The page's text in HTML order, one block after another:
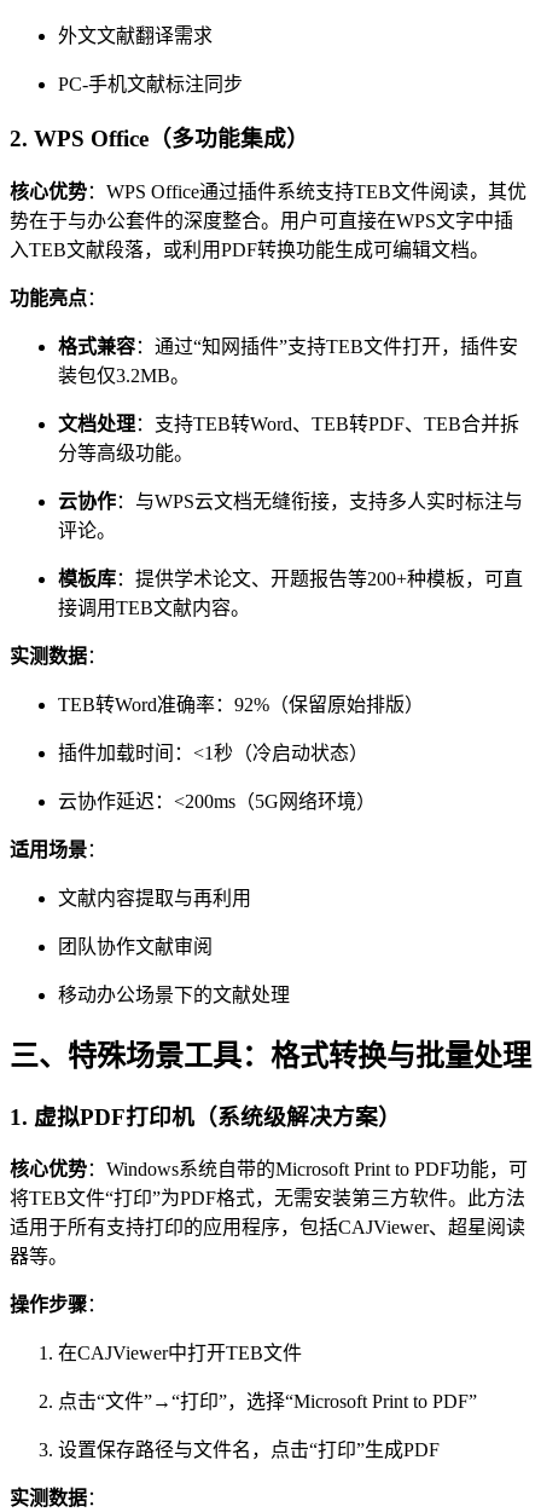
外文文献翻译需求
PC-手机文献标注同步
2. WPS Office（多功能集成）
核心优势：WPS Office通过插件系统支持TEB文件阅读，其优
势在于与办公套件的深度整合。用户可直接在WPS文字中插
入TEB文献段落，或利用PDF转换功能生成可编辑文档。
功能亮点：
格式兼容：通过“知网插件”支持TEB文件打开，插件安
装包仅3.2MB。
文档处理：支持TEB转Word、TEB转PDF、TEB合并拆
分等高级功能。
云协作：与WPS云文档无缝衔接，支持多人实时标注与
评论。
模板库：提供学术论文、开题报告等200+种模板，可直
接调用TEB文献内容。
实测数据：
TEB转Word准确率：92%（保留原始排版）
插件加载时间：<1秒（冷启动状态）
云协作延迟：<200ms（5G网络环境）
适用场景：
文献内容提取与再利用
团队协作文献审阅
移动办公场景下的文献处理
三、特殊场景工具：格式转换与批量处理
1. 虚拟PDF打印机（系统级解决方案）
核心优势：Windows系统自带的Microsoft Print to PDF功能，可
将TEB文件“打印”为PDF格式，无需安装第三方软件。此方法
适用于所有支持打印的应用程序，包括CAJViewer、超星阅读
器等。
操作步骤：
在CAJViewer中打开TEB文件
点击“文件”→“打印”，选择“Microsoft Print to PDF”
设置保存路径与文件名，点击“打印”生成PDF
实测数据：